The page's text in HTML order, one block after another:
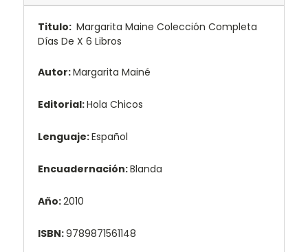
Titulo: Margarita Maine Colección Completa
Días De X 6 Libros
Autor:Margarita Mainé
Editorial:Hola Chicos
Lenguaje:Español
Encuadernación:Blanda
Año:2010
ISBN:9789871561148